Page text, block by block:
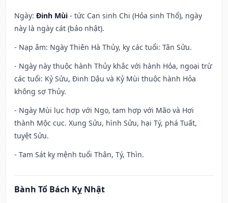
Ngày: Đinh Mùi - tức Can sinh Chi (Hỏa sinh Thổ), ngày
này là ngày cát (bảo nhật).
- Nạp âm: Ngày Thiên Hà Thủy, kỵ các tuổi: Tân Sửu.
- Ngày này thuộc hành Thủy khắc với hành Hỏa, ngoại trừ
các tuổi: Kỷ Sửu, Đinh Dậu và Kỷ Mùi thuộc hành Hỏa
không sợ Thủy.
- Ngày Mùi lục hợp với Ngọ, tam hợp với Mão và Hợi
thành Mộc cục. Xung Sửu, hình Sửu, hại Tý, phá Tuất,
tuyệt Sửu.
- Tam Sát kỵ mệnh tuổi Thân, Tý, Thìn.
Bành Tổ Bách Kỵ Nhật